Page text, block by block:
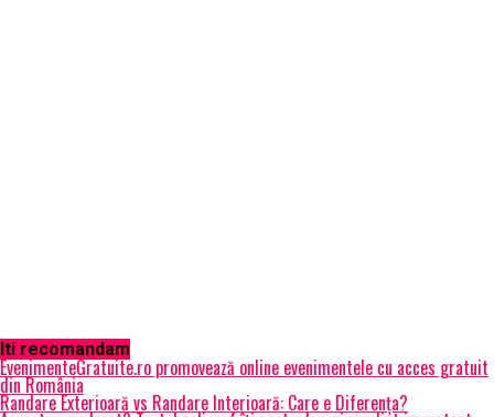
Iti recomandam
EvenimenteGratuite.ro promovează online evenimentele cu acces gratuit
din România
Randare Exterioară vs Randare Interioară: Care e Diferența?